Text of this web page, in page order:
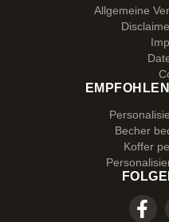
Allgemeine
Becher
Koffer